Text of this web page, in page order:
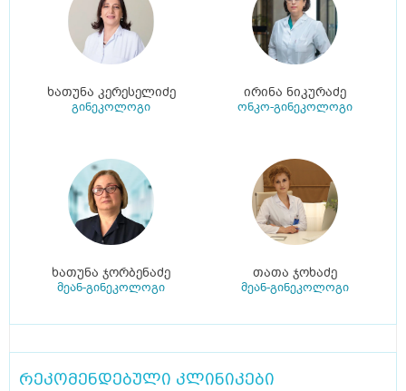
ხათუნა კერესელიძე
გინეკოლოგი
ირინა ნიკურაძე
ონკო-გინეკოლოგი
ხათუნა ჯორბენაძე
მეან-გინეკოლოგი
თათა ჯოხაძე
მეან-გინეკოლოგი
რეკომენდებული კლინიკები